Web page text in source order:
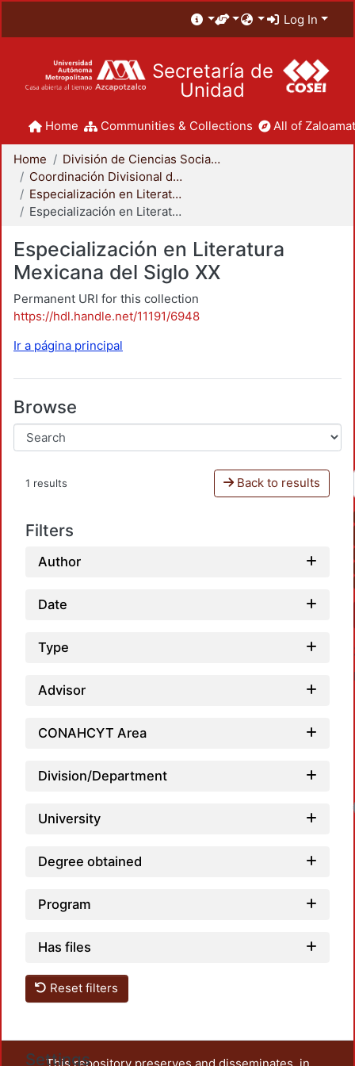
Log In
Secretaría de
Unidad
Home Communities & Collections All of
Home
División de Ciencias Sociales y Humanidades
Coordinación Divisional de Posgrado
Especialización en Literatura Mexicana del Siglo XX
Especialización en Literatura Mexicana del Siglo XX
Especialización en Literatura
Mexicana del Siglo XX
Permanent URI for this collection
https://hdl.handle.net/11191/6948
Ir a página principal
Browse
1 results Back to results
Filters
Author
Date
Type
Advisor
CONAHCYT Area
Division/Department
University
Degree obtained
Program
Has files
Reset filters
Settings